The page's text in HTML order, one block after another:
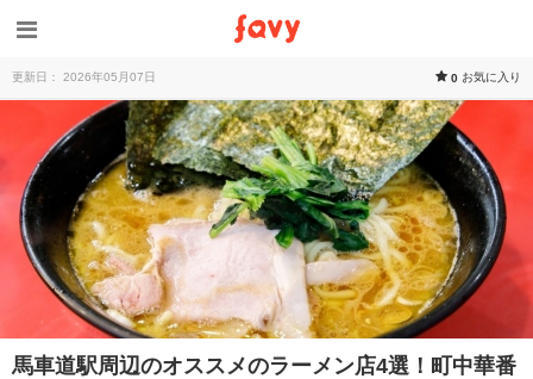
更新日： 2026年05月07日 0 お気に入り
馬車道駅周辺のオススメのラーメン店4選！町中華番